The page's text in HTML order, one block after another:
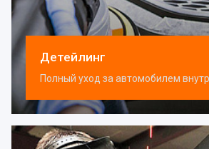
Детейлинг
Полный уход за автомобилем